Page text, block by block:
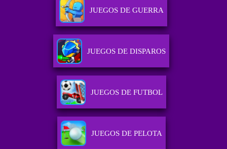
JUEGOS DE GUERRA
JUEGOS DE DISPAROS
JUEGOS DE FUTBOL
JUEGOS DE PELOTA